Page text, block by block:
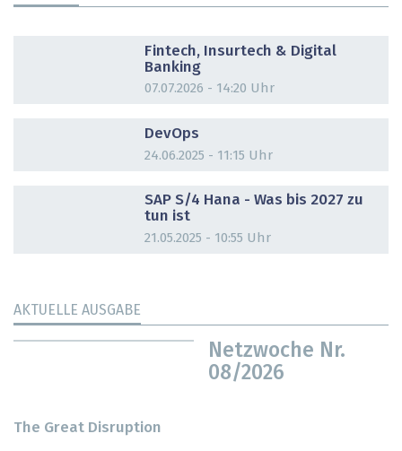
Fintech, Insurtech & Digital
Banking
07.07.2026 - 14:20 Uhr
DevOps
24.06.2025 - 11:15 Uhr
SAP S/4 Hana - Was bis 2027 zu
tun ist
21.05.2025 - 10:55 Uhr
AKTUELLE AUSGABE
Netzwoche Nr.
08/2026
The Great Disruption